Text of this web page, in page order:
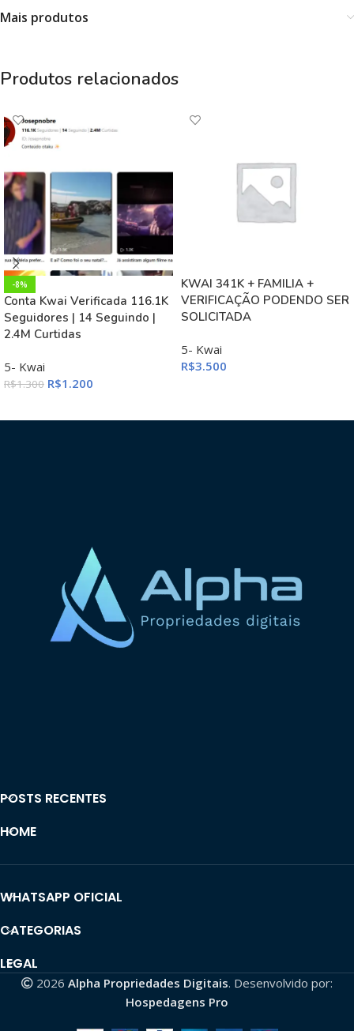
Mais produtos
Produtos relacionados
-8%
Conta Kwai Verificada 116.1K
Seguidores | 14 Seguindo |
2.4M Curtidas
5- Kwai
R$1.300 R$1.200
KWAI 341K + FAMILIA +
VERIFICAÇÃO PODENDO SER
SOLICITADA
5- Kwai
R$3.500
POSTS RECENTES
HOME
WHATSAPP OFICIAL
CATEGORIAS
LEGAL
2026 Alpha Propriedades Digitais. Desenvolvido por:
Hospedagens Pro